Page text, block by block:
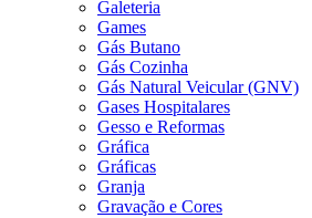
Galeteria
Games
Gás Butano
Gás Cozinha
Gás Natural Veicular (GNV)
Gases Hospitalares
Gesso e Reformas
Gráfica
Gráficas
Granja
Gravação e Cores